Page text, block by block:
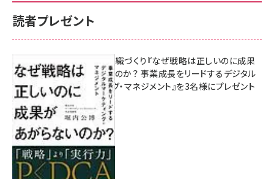
読者プレゼント
成果を生む組織づくり『なぜ戦略は正しいのに成果
があがらないのか？ 事業成長をリードするデジタル
マーケティング・マネジメント』を3名様にプレゼント
8月7日 10:00